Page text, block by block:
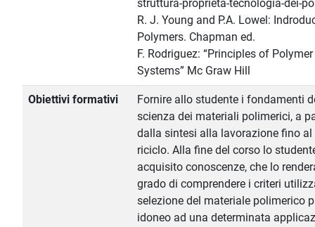
struttura-proprieta-tecnologia-dei-
R. J. Young and P.A. Lowel:
Polymers. Chapman ed.
F. Rodriguez: “Principles of Polymer
Systems” Mc Graw Hill
Obiettivi formativi
Fornire allo studente i fondamenti
scienza dei materiali polimerici, a
dalla sintesi alla lavorazione fino al
riciclo. Alla fine del corso lo
acquisito conoscenze, che lo
grado di comprendere i criteri
selezione del materiale polimerico
idoneo ad una determinata